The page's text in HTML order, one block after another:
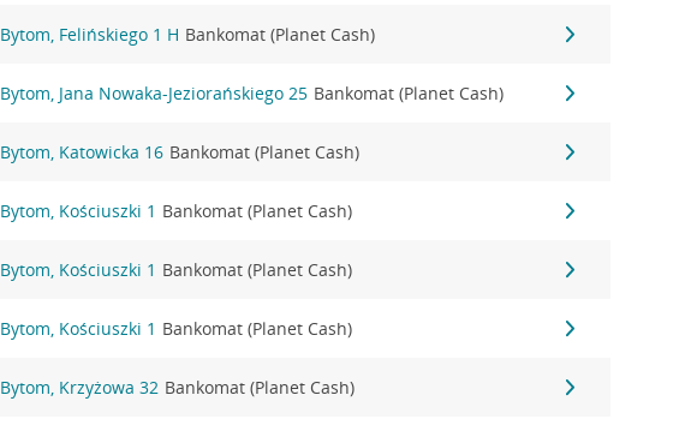
Bytom, Felińskiego 1 H Bankomat (Planet Cash)
Bytom, Jana Nowaka-Jeziorańskiego 25 Bankomat (Planet Cash)
Bytom, Katowicka 16 Bankomat (Planet Cash)
Bytom, Kościuszki 1 Bankomat (Planet Cash)
Bytom, Kościuszki 1 Bankomat (Planet Cash)
Bytom, Kościuszki 1 Bankomat (Planet Cash)
Bytom, Krzyżowa 32 Bankomat (Planet Cash)